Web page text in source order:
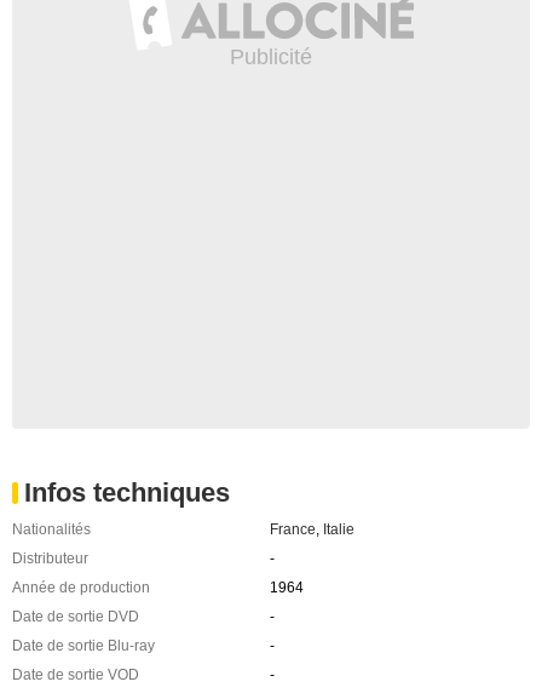
Infos techniques
Nationalités France, Italie
Distributeur
-
Année de production
1964
Date de sortie DVD
-
Date de sortie Blu-ray
-
Date de sortie VOD
-